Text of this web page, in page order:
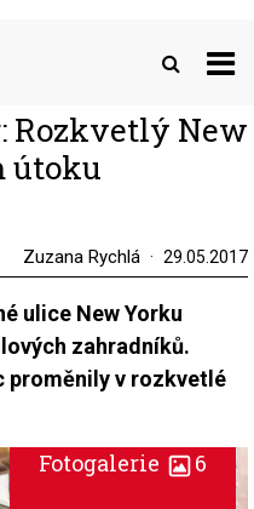
Rozkvetlý New
útoku
Zuzana Rychlá 29.05.2017
ulice New Yorku
zahradníků.
proměnily v rozkvetlé
Fotogalerie 6